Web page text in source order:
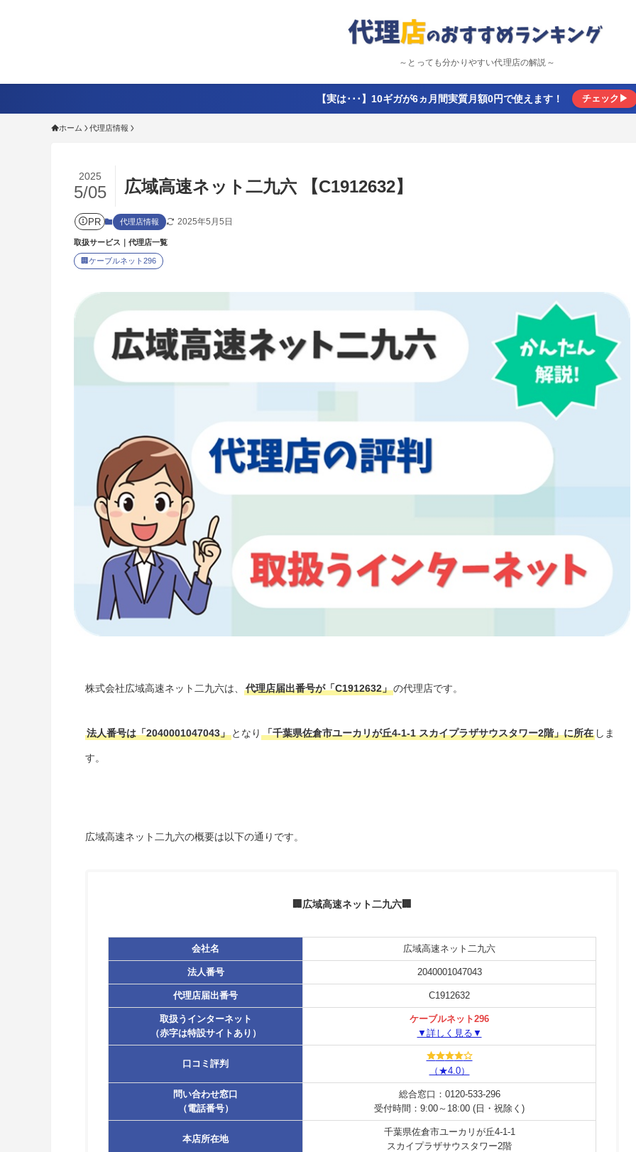
～とっても分かりやすい代理店の解説～
【実は･･･】10ギガが6ヵ月間実質月額0円で使えます！ チェック▶
ホーム 代理店情報
広域高速ネット二九六 【C1912632】
2025
5/05
PR 代理店情報 2025年5月5日
取扱サービス｜代理店一覧
🏢 ケーブルネット296
株式会社広域高速ネット二九六は、 代理店届出番号が「C1912632」の代理店です。
法人番号は「2040001047043」 となり 「千葉県佐倉市ユーカリが丘4-1-1 スカイプラザサウスタワー2階」に所在 しま
す。
広域高速ネット二九六の概要は以下の通りです。
🏢広域高速ネット二九六🏢
会社名 広域高速ネット二九六
法人番号 2040001047043
代理店届出番号 C1912632
取扱うインターネット
（赤字は特設サイトあり）
ケーブルネット296
▼詳しく見る▼
口コミ評判
（★4.0）
問い合わせ窓口
（電話番号）
総合窓口：0120-533-296
受付時間：9:00～18:00 (日・祝除く)
本店所在地
千葉県佐倉市ユーカリが丘4-1-1
スカイプラザサウスタワー2階